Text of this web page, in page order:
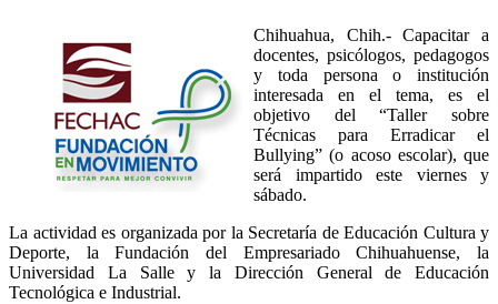
Chihuahua, Chih.- Capacitar a
docentes, psicólogos, pedagogos
y toda persona o institución
interesada en el tema, es el
objetivo del “Taller sobre
Técnicas para Erradicar el
Bullying” (o acoso escolar), que
será impartido este viernes y
sábado.
La actividad es organizada por la Secretaría de Educación Cultura y
Deporte, la Fundación del Empresariado Chihuahuense, la
Universidad La Salle y la Dirección General de Educación
Tecnológica e Industrial.